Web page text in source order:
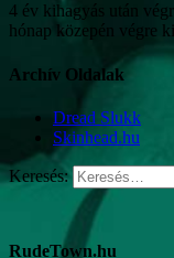
4 év kihagyás után
hónap közepén végre
Archív Oldalak
Dread Slukk
Skinhead.hu
Keresés:
RudeTown.hu